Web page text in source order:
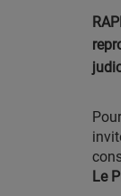
Team Building
CÔTE D'AZUR
Le